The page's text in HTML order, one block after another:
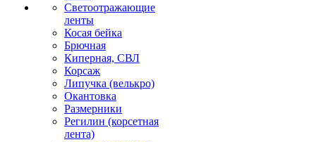
Светоотражающие
ленты
Косая бейка
Брючная
Киперная, СВЛ
Корсаж
Липучка (велькро)
Окантовка
Размерники
Регилин (корсетная
лента)